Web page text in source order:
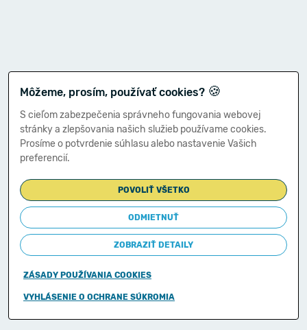
Môžeme, prosím, používať cookies? 🍪
S cieľom zabezpečenia správneho fungovania webovej
stránky a zlepšovania našich služieb používame cookies.
Prosíme o potvrdenie súhlasu alebo nastavenie Vašich
preferencií.
POVOLIŤ VŠETKO
ODMIETNUŤ
ZOBRAZIŤ DETAILY
ZÁSADY POUŽÍVANIA COOKIES
VYHLÁSENIE O OCHRANE SÚKROMIA
Copyright © 2011-2026